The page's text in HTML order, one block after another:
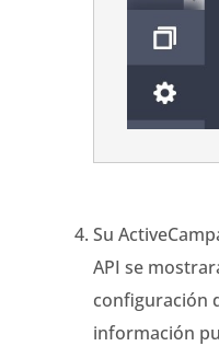
Su
API se
configuración
información